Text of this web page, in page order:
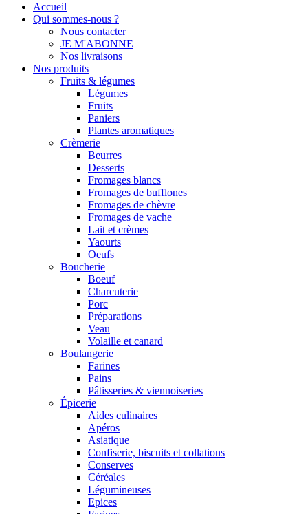
Accueil
Qui sommes-nous ?
Nous contacter
JE M'ABONNE
Nos livraisons
Nos produits
Fruits & légumes
Légumes
Fruits
Paniers
Plantes aromatiques
Crèmerie
Beurres
Desserts
Fromages blancs
Fromages de bufflones
Fromages de chèvre
Fromages de vache
Lait et crèmes
Yaourts
Oeufs
Boucherie
Boeuf
Charcuterie
Porc
Préparations
Veau
Volaille et canard
Boulangerie
Farines
Pains
Pâtisseries & viennoiseries
Épicerie
Aides culinaires
Apéros
Asiatique
Confiserie, biscuits et collations
Conserves
Céréales
Légumineuses
Epices